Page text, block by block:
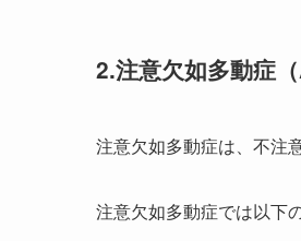
2.注意欠如多動症（
注意欠如多動症は、不注
注意欠如多動症では以下